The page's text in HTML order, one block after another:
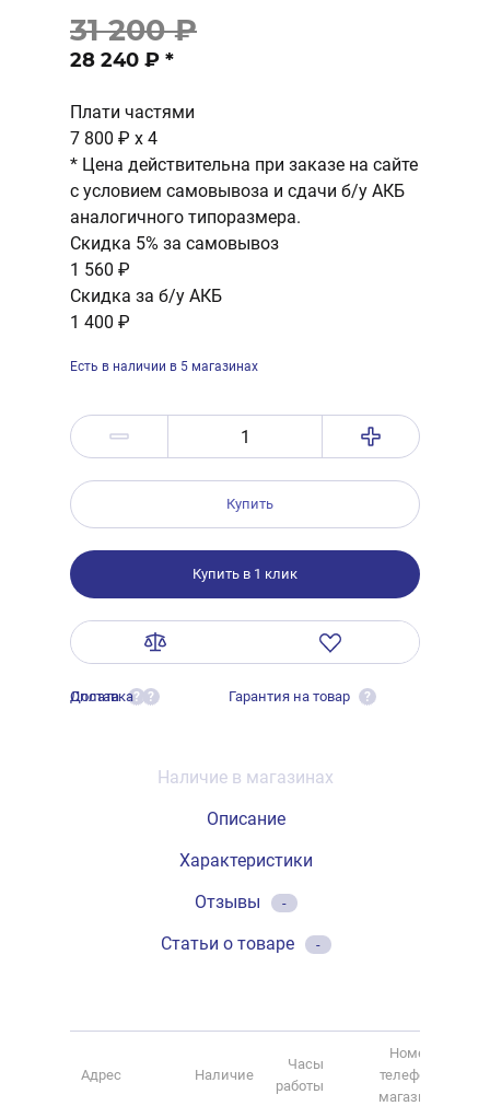
31 200 ₽
28 240 ₽ *
Плати частями
7 800 ₽ x 4
* Цена действительна при заказе на сайте
с условием самовывоза и сдачи б/у АКБ
аналогичного типоразмера.
Скидка 5% за самовывоз
1 560 ₽
Скидка за б/у АКБ
1 400 ₽
Есть в наличии в 5 магазинах
Купить
Купить в 1 клик
Оплата ?
Доставка ? Гарантия на товар ?
Наличие в магазинах
Описание
Характеристики
Отзывы
-
Статьи о товаре -
Адрес Наличие
Часы
работы
Номер
телефона
магазина